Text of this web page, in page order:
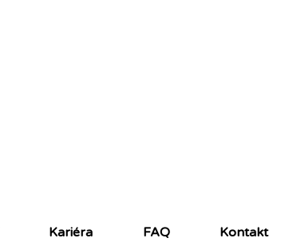
Kariéra FAQ Kontakt